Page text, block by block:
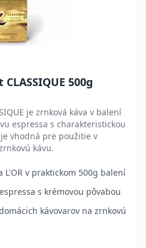
500g
je zrnková káva v balení
espressa s charakteristickou
vhodná pre použitie v
kávu.
L'OR v praktickom 500g balení
s krémovou pôvabou
kávovarov na zrnkovú